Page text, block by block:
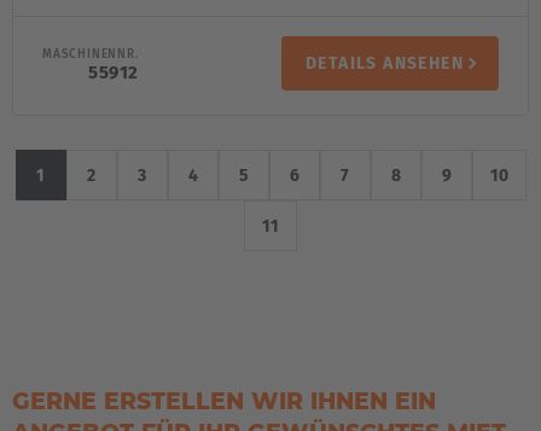
MASCHINENNR.
55912 DETAILS ANSEHEN
1 2 3 4 5 6 7 8 9 10
11
GERNE ERSTELLEN WIR IHNEN EIN